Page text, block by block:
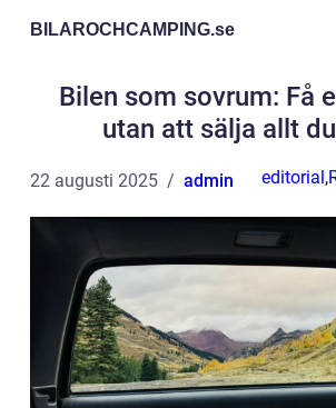
BILAROCHCAMPING.se
Bilen som sovrum: Få
utan att sälja allt
22 augusti 2025 admin editorial,